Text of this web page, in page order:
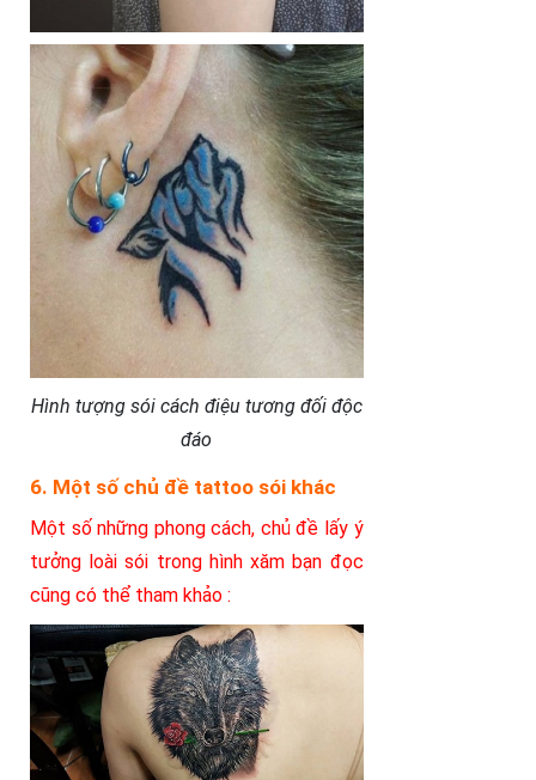
Hình tượng sói cách điệu tương đối độc
đáo
6. Một số chủ đề tattoo sói khác
Một số những phong cách, chủ đề lấy ý
tưởng loài sói trong hình xăm bạn đọc
cũng có thể tham khảo :